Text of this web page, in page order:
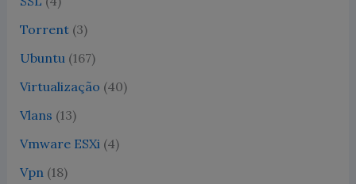
Torrent(3)
Ubuntu(167)
Virtualização (40)
Vlans (13)
Vmware ESXi(4)
Vpn(18)